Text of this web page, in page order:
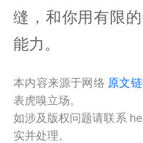
缝，和你用有限
能力。
本内容来源于网络 原文
表虎嗅立场。
如涉及版权问题请联系
实并处理。